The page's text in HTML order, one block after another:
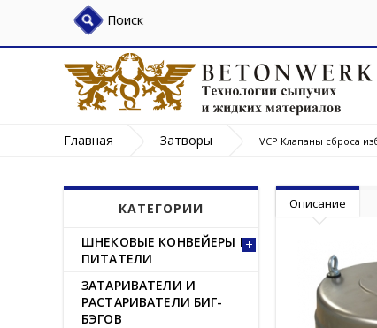
Поиск
Главная Затворы VCP Клапаны сброса
КАТЕГОРИИ
ШНЕКОВЫЕ КОНВЕЙЕРЫ И
ПИТАТЕЛИ
ЗАТАРИВАТЕЛИ И
РАСТАРИВАТЕЛИ БИГ-
БЭГОВ
Описание